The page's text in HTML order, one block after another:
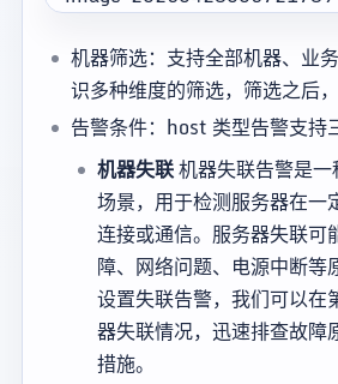
机器筛选：支持全部机器、业
识多种维度的筛选，筛选之后
告警条件：host 类型告警支持
机器失联机器失联告警是
场景，用于检测服务器在一
连接或通信。服务器失联可
障、网络问题、电源中断等
设置失联告警，我们可以在
器失联情况，迅速排查故障
措施。